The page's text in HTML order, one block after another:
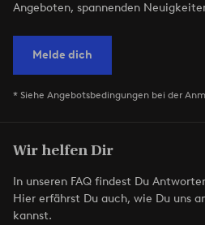
Angeboten, spannenden
Melde dich
* Siehe Angebotsbedingungen bei der
Wir helfen Dir
In unseren FAQ findest Du
Hier erfährst Du auch, wie Du uns
kannst.